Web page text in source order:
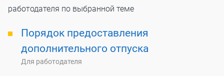
работодателя по выбранной теме
Порядок предоставления
дополнительного отпуска
Для работодателя